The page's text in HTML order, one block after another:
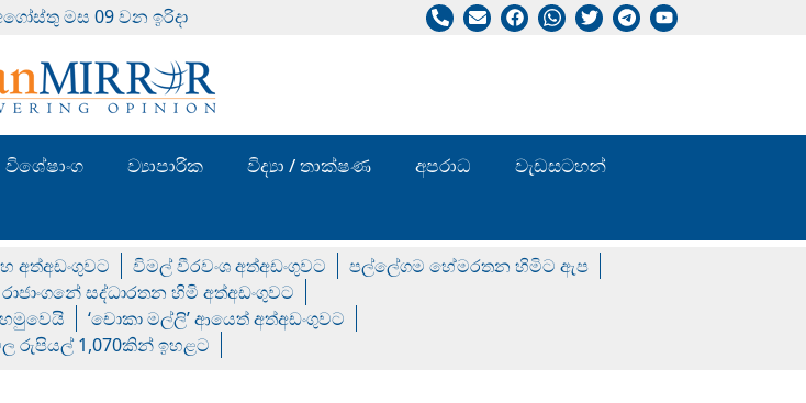
මස 09 වන ඉරිදා
විශේෂාංග ව්‍යාපාරික විද්‍යා / තාක්ෂණ අපරාධ
වැඩසටහන්
අත්අඩංගුවට විමල් වීරවංශ අත්අඩංගුවට
පල්ලේගම හේමරතන හිමිට ඇප
රාජාංගනේ සද්ධාරතන හිමි අත්අඩංගුවට
‘චොකා මල්ලි’ ආයෙත් අත්අඩංගුවට
රුපියල් 1,070කින් ඉහළට